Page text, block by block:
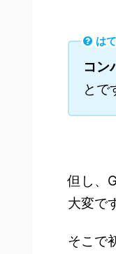
は
コン
とで
但し、
大変で
そこで